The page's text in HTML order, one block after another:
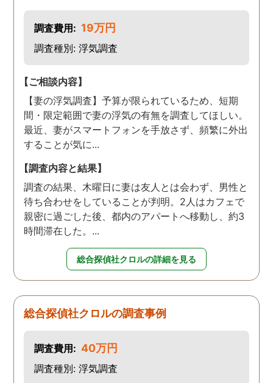
調査費用: 19万円
調査種別: 浮気調査
【ご相談内容】
【妻の浮気調査】予算が限られているため、短期
間・限定範囲で妻の浮気の有無を調査してほしい。
最近、妻がスマートフォンを手放さず、頻繁に外出
することが気に...
【調査内容と結果】
調査の結果、木曜日に妻は友人とは会わず、男性と
待ち合わせをしていることが判明。2人はカフェで
親密に過ごした後、都内のアパートへ移動し、約3
時間滞在した。...
総合探偵社クロルの詳細を見る
総合探偵社クロルの調査事例
調査費用: 40万円
調査種別: 浮気調査